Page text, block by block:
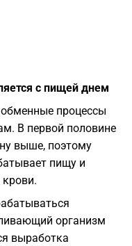
с пищей днем
процессы
В первой половине
выше, поэтому
пищу и
крови.
организм
выработка